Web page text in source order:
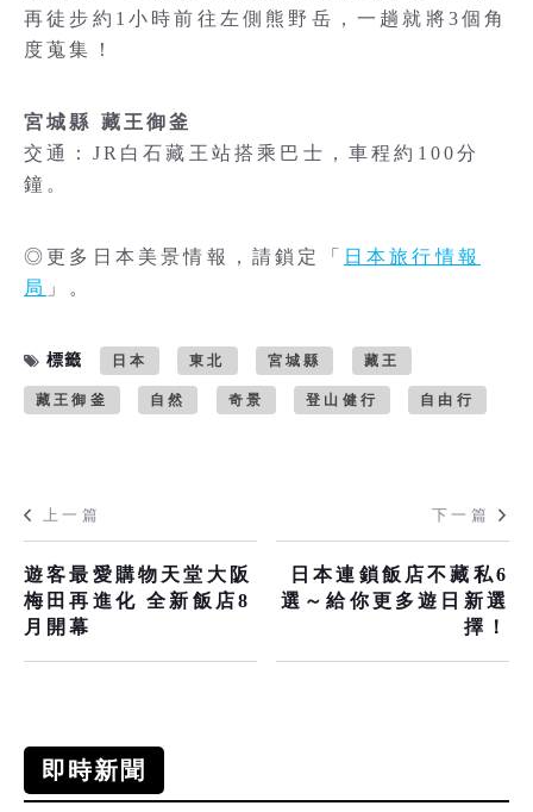
再徒步約1小時前往左側熊野岳，一趟就將3個角
度蒐集！
宮城縣 藏王御釜
交通：JR白石藏王站搭乘巴士，車程約100分
鐘。
◎更多日本美景情報，請鎖定「
日本旅行情報
局 」。
標籤 日本 東北 宮城縣 藏王
藏王御釜 自然 奇景 登山健行 自由行
上一篇
遊客最愛購物天堂大阪
梅田再進化 全新飯店8
月開幕
下一篇
日本連鎖飯店不藏私6
選～給你更多遊日新選
擇！
即時新聞